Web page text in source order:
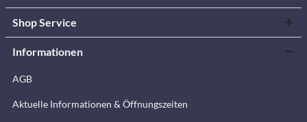
Shop Service
Informationen
AGB
Aktuelle Informationen & Öffnungszeiten